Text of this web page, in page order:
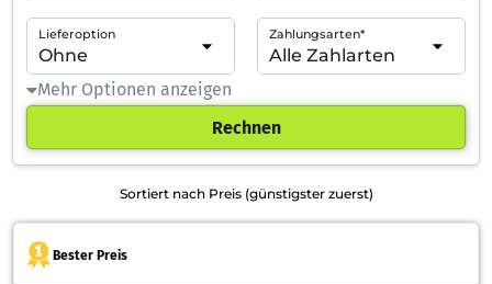
Lieferoption Zahlungsarten*
Mehr Optionen anzeigen
Rechnen
Sortiert nach Preis (günstigster zuerst)
Bester Preis